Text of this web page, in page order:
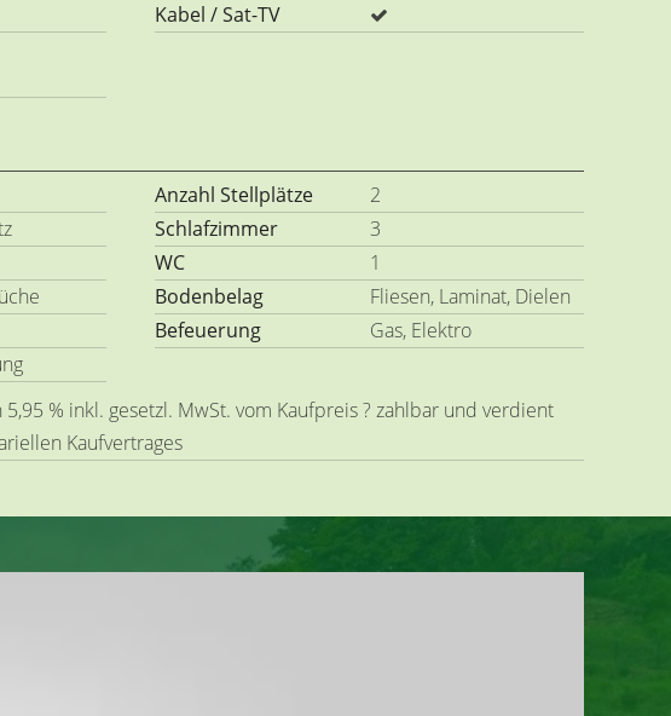
Kabel / Sat-TV
Anzahl Stellplätze
2
Schlafzimmer
3
WC
1
Bodenbelag
Fliesen, Laminat, Dielen
Befeuerung
Gas, Elektro
% inkl. gesetzl. MwSt. vom Kaufpreis ? zahlbar und verdient
Kaufvertrages